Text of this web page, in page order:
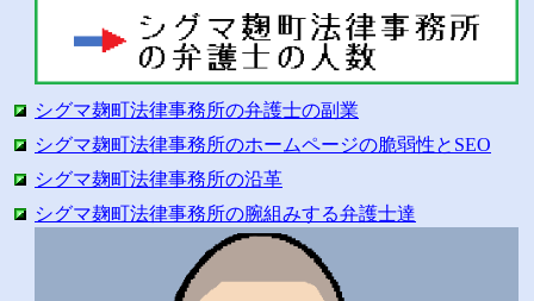
シグマ麹町法律事務所の弁護士の副業
シグマ麹町法律事務所のホームページの脆弱性とSEO
シグマ麹町法律事務所の沿革
シグマ麹町法律事務所の腕組みする弁護士達